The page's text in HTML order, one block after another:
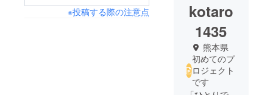
※投稿する際の注意点
kotaro
1435
熊本県
初めてのプ
ロジェクト
です